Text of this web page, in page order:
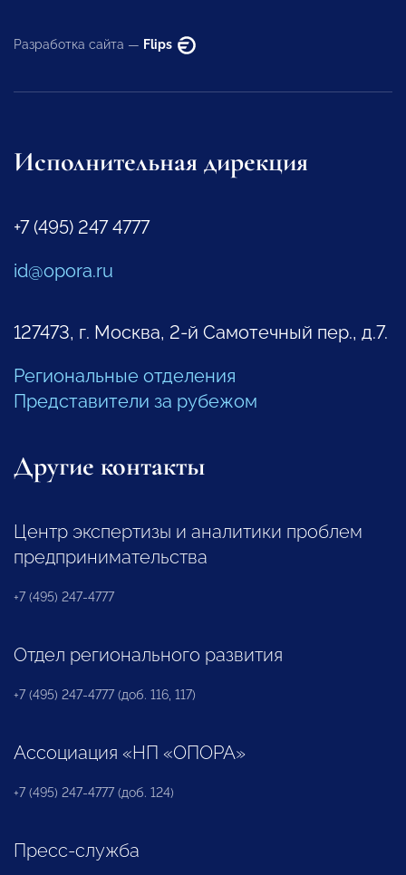
Разработка сайта — Flips
Исполнительная дирекция
+7 (495) 247 4777
id@opora.ru
127473, г. Москва, 2-й Самотечный пер., д.7.
Региональные отделения
Представители за рубежом
Другие контакты
Центр экспертизы и аналитики проблем
предпринимательства
+7 (495) 247-4777
Отдел регионального развития
+7 (495) 247-4777 (доб. 116, 117)
Ассоциация «НП «ОПОРА»
+7 (495) 247-4777 (доб. 124)
Пресс-служба